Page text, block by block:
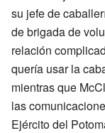
su jefe de
de brigada de
relación
quería usar la
mientras que
las
Ejército del